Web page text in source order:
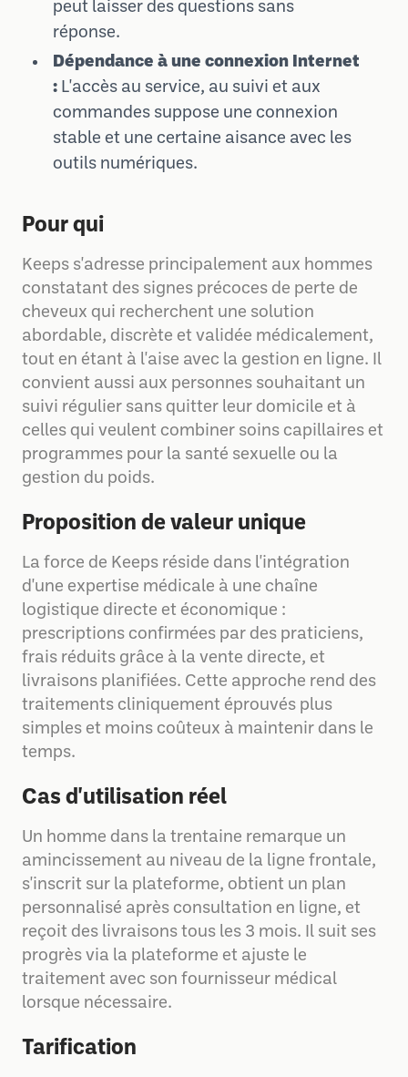
peut laisser des questions sans
réponse.
Dépendance à une connexion Internet
: L'accès au service, au suivi et aux
commandes suppose une connexion
stable et une certaine aisance avec les
outils numériques.
Pour qui
Keeps s'adresse principalement aux hommes
constatant des signes précoces de perte de
cheveux qui recherchent une solution
abordable, discrète et validée médicalement,
tout en étant à l'aise avec la gestion en ligne. Il
convient aussi aux personnes souhaitant un
suivi régulier sans quitter leur domicile et à
celles qui veulent combiner soins capillaires et
programmes pour la santé sexuelle ou la
gestion du poids.
Proposition de valeur unique
La force de Keeps réside dans l'intégration
d'une expertise médicale à une chaîne
logistique directe et économique :
prescriptions confirmées par des praticiens,
frais réduits grâce à la vente directe, et
livraisons planifiées. Cette approche rend des
traitements cliniquement éprouvés plus
simples et moins coûteux à maintenir dans le
temps.
Cas d'utilisation réel
Un homme dans la trentaine remarque un
amincissement au niveau de la ligne frontale,
s'inscrit sur la plateforme, obtient un plan
personnalisé après consultation en ligne, et
reçoit des livraisons tous les 3 mois. Il suit ses
progrès via la plateforme et ajuste le
traitement avec son fournisseur médical
lorsque nécessaire.
Tarification